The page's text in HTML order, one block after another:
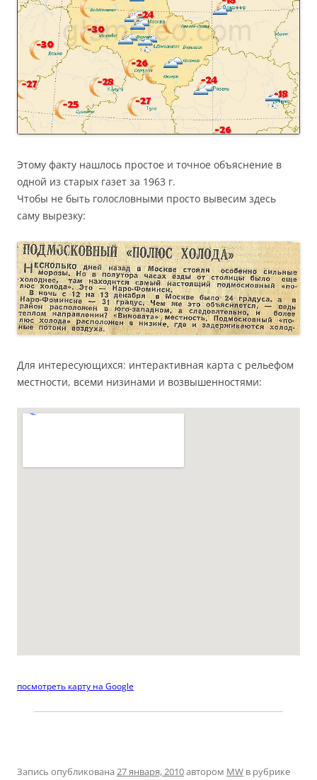
Этому факту нашлось простое и точное объяснение в
одной из старых газет за 1963 г.
Чтобы не быть голословными просто вывесим здесь
саму вырезку:
Для интересующихся: интерактивная карта с рельефом
местности, всеми низинами и возвышенностями:
посмотреть карту на Google
Запись опубликована 27 января, 2010автором MW в рубрике